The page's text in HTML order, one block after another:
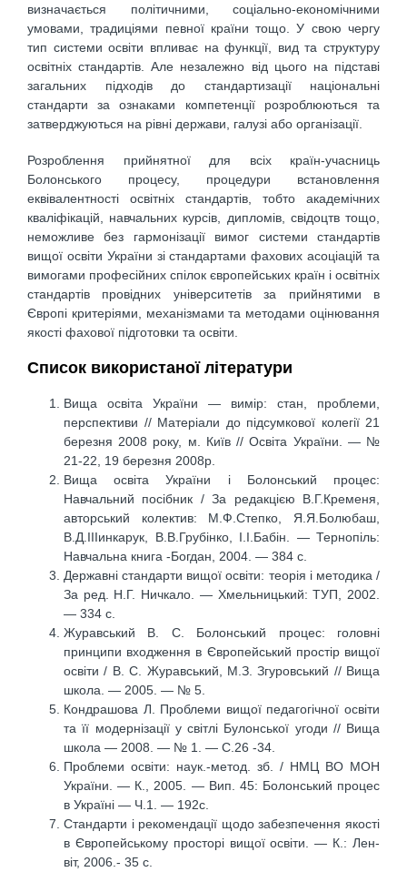
визначається політичними, соціально-економічними
умовами, традиціями певної країни тощо. У свою чергу
тип системи освіти впливає на функції, вид та структуру
освітніх стандартів. Але незале­жно від цього на підставі
загальних підходів до стандартизації національні
стандарти за ознаками компетенції розроблюються та
затверджуються на рівні держави, галузі або організації.
Розроблення прийнятної для всіх країн-учасниць
Болонського процесу, процедури встанов­лення
еквівалентності освітніх стандартів, тобто академічних
кваліфікацій, навчальних курсів, дипло­мів, свідоцтв тощо,
неможливе без гармонізації вимог системи стандартів
вищої освіти України зі стандартами фахових асоціацій та
вимогами професійних спілок європейських країн і освітніх
станда­ртів провідних університетів за прийнятими в
Європі критеріями, механізмами та методами оцінюван­ня
якості фахової підготовки та освіти.
Список використаної літератури
Вища освіта України — вимір: стан, проблеми,
перспективи // Матеріали до підсумкової колегії 21
березня 2008 року, м. Київ // Освіта України. — №
21-22, 19 березня 2008р.
Вища освіта України і Болонський процес:
Навчальний посібник / За редакцією В.Г.Кременя,
авторський колектив: М.Ф.Степко, Я.Я.Болюбаш,
В.Д.ІІІинкарук, В.В.Грубінко, І.І.Бабін. — Тернопіль:
Навчальна книга -Богдан, 2004. — 384 с.
Державні стандарти вищої освіти: теорія і методика /
За ред. Н.Г. Ничкало. — Хмельницький: ТУП, 2002.
— 334 с.
Журавський В. С. Болонський процес: головні
принципи входження в Європейський простір вищої
освіти / В. С. Журавський, М.З. Згуровський // Вища
школа. — 2005. — № 5.
Кондрашова Л. Проблеми вищої педагогічної освіти
та її модернізації у світлі Булонської угоди // Вища
школа — 2008. — № 1. — С.26 -34.
Проблеми освіти: наук.-метод. зб. / НМЦ ВО МОН
України. — К., 2005. — Вип. 45: Болонський процес
в Україні — Ч.1. — 192с.
Стандарти і рекомендації щодо забезпечення якості
в Європейському просторі вищої освіти. — К.: Лен-
віт, 2006.- 35 с.